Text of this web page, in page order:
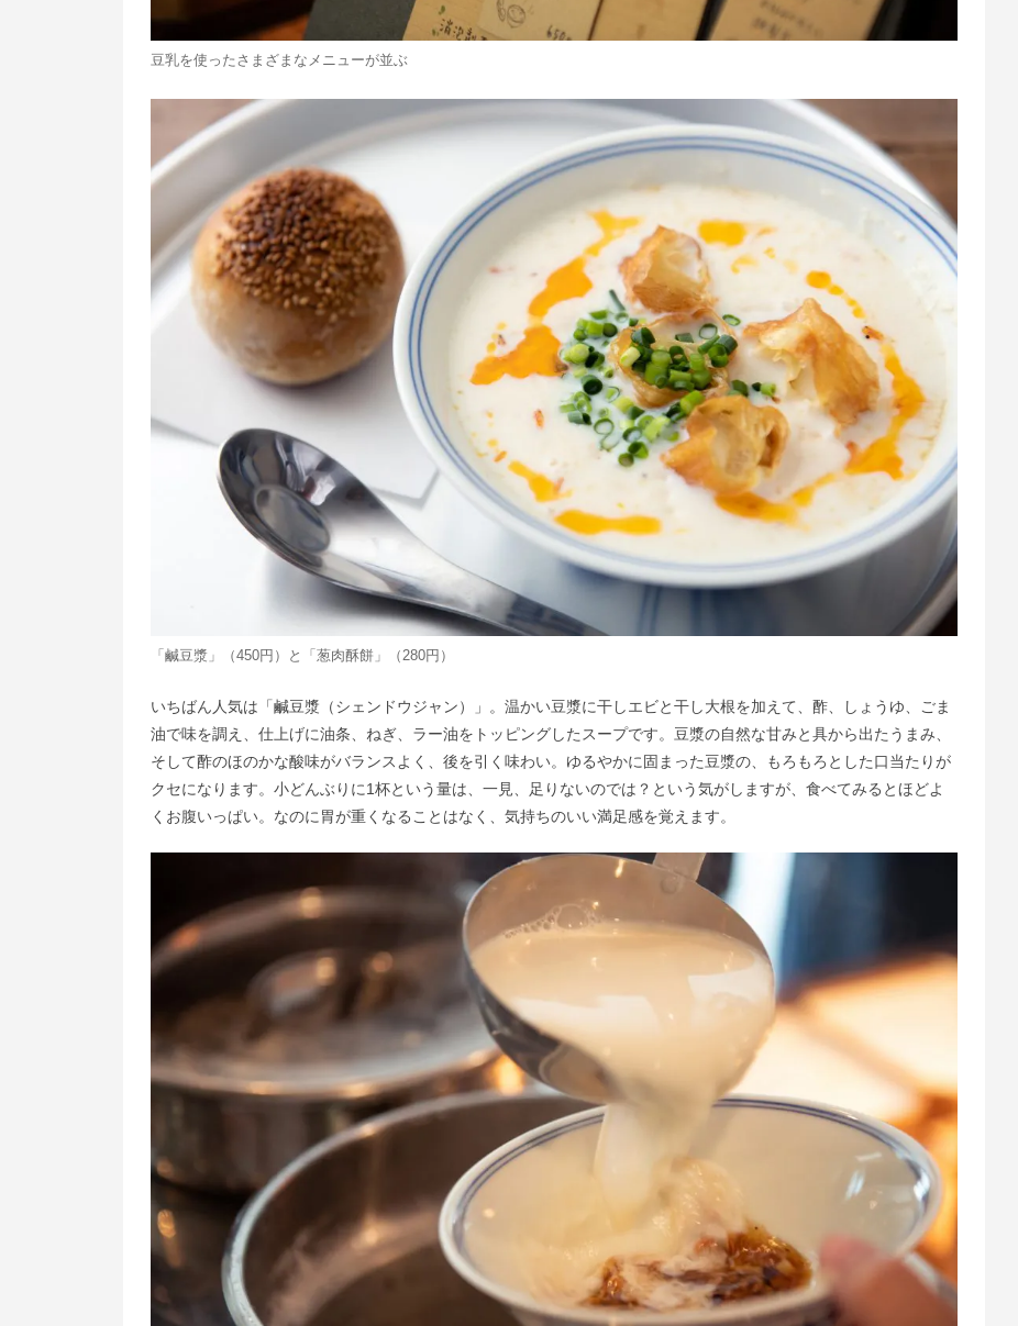
豆乳を使ったさまざまなメニューが並ぶ
「鹹豆漿」（450円）と「葱肉酥餅」（280円）
いちばん人気は「鹹豆漿（シェンドウジャン）」。温かい豆漿に干しエビと干し大根を加えて、酢、しょうゆ、ごま
油で味を調え、仕上げに油条、ねぎ、ラー油をトッピングしたスープです。豆漿の自然な甘みと具から出たうまみ、
そして酢のほのかな酸味がバランスよく、後を引く味わい。ゆるやかに固まった豆漿の、もろもろとした口当たりが
クセになります。小どんぶりに1杯という量は、一見、足りないのでは？という気がしますが、食べてみるとほどよ
くお腹いっぱい。なのに胃が重くなることはなく、気持ちのいい満足感を覚えます。